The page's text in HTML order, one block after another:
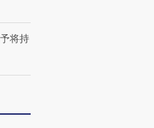
将持